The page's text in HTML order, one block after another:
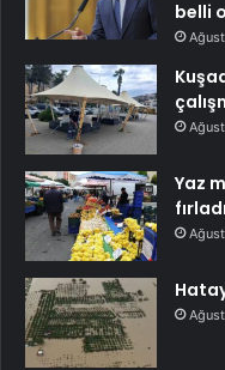
belli
Yaz